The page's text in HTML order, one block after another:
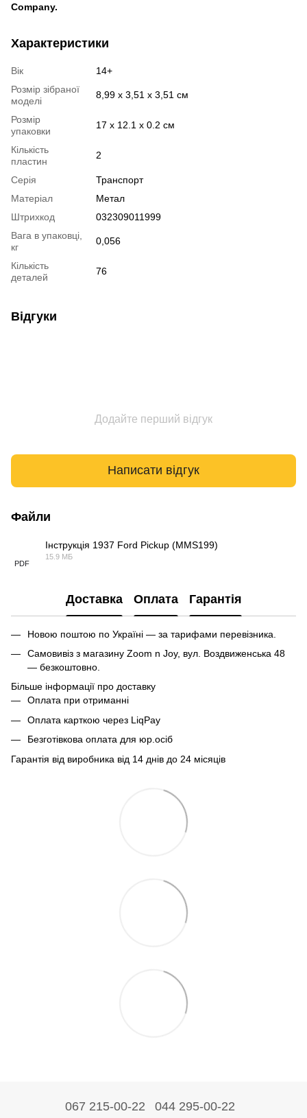
Company.
Характеристики
Вік
14+
Розмір зібраної
моделі
8,99 x 3,51 x 3,51 см
Розмір
упаковки
17 х 12.1 х 0.2 см
Кількість
пластин
2
Серія
Транспорт
Матеріал
Метал
Штрихкод
032309011999
Вага в упаковці,
кг
0,056
Кількість
деталей
76
Відгуки
Додайте перший відгук
Написати відгук
Файли
PDF
Інструкція 1937 Ford Pickup (MMS199)
15.9 МБ
Доставка Оплата Гарантія
Новою поштою по Україні — за тарифами перевізника.
Самовивіз з магазину Zoom n Joy, вул. Воздвиженська 48
— безкоштовно.
Більше інформації про доставку
Оплата при отриманні
Оплата карткою через LiqPay
Безготівкова оплата для юр.осіб
Гарантія від виробника від 14 днів до 24 місяців
067 215-00-22 044 295-00-22